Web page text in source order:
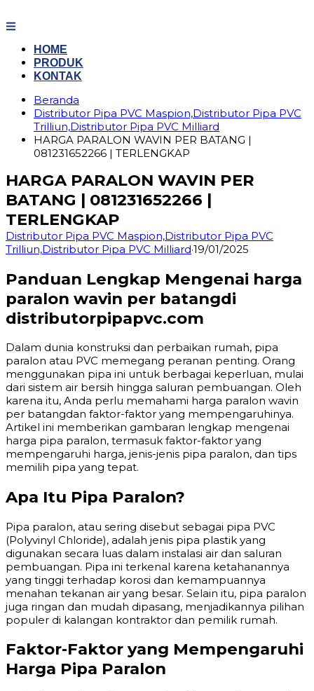
ke
HOME
PRODUK
KONTAK
Beranda
Distributor Pipa PVC Maspion,Distributor Pipa PVC
Trilliun,Distributor Pipa PVC Milliard
HARGA PARALON WAVIN PER BATANG |
081231652266 | TERLENGKAP
HARGA PARALON WAVIN PER
BATANG | 081231652266 |
TERLENGKAP
Distributor Pipa PVC Maspion,Distributor Pipa PVC
Trilliun,Distributor Pipa PVC Milliard·19/01/2025
Panduan Lengkap Mengenai harga
paralon wavin per batangdi
distributorpipapvc.com
Dalam dunia konstruksi dan perbaikan rumah, pipa
paralon atau PVC memegang peranan penting. Orang
menggunakan pipa ini untuk berbagai keperluan, mulai
dari sistem air bersih hingga saluran pembuangan. Oleh
karena itu, Anda perlu memahami harga paralon wavin
per batangdan faktor-faktor yang mempengaruhinya.
Artikel ini memberikan gambaran lengkap mengenai
harga pipa paralon, termasuk faktor-faktor yang
mempengaruhi harga, jenis-jenis pipa paralon, dan tips
memilih pipa yang tepat.
Apa Itu Pipa Paralon?
Pipa paralon, atau sering disebut sebagai pipa PVC
(Polyvinyl Chloride), adalah jenis pipa plastik yang
digunakan secara luas dalam instalasi air dan saluran
pembuangan. Pipa ini terkenal karena ketahanannya
yang tinggi terhadap korosi dan kemampuannya
menahan tekanan air yang besar. Selain itu, pipa paralon
juga ringan dan mudah dipasang, menjadikannya pilihan
populer di kalangan kontraktor dan pemilik rumah.
Faktor-Faktor yang Mempengaruhi
Harga Pipa Paralon